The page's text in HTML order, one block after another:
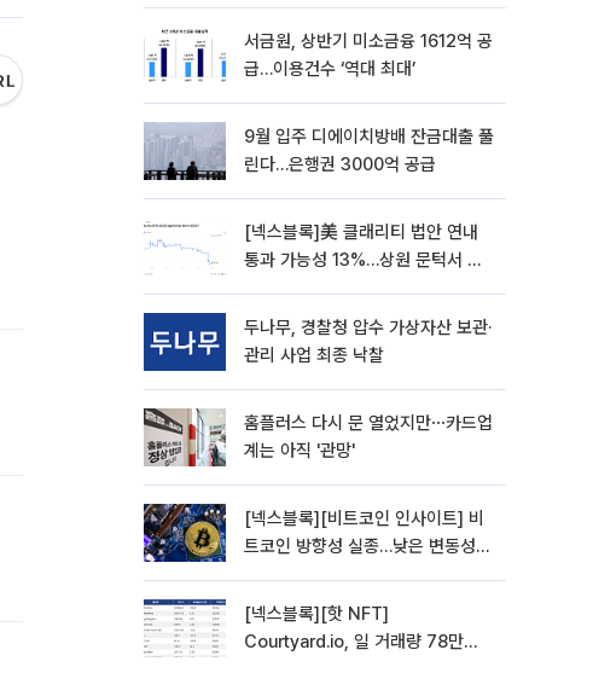
서금원, 상반기 미소금융 1612억 공
급…이용건수 ‘역대 최대’
9월 입주 디에이치방배 잔금대출 풀
린다…은행권 3000억 공급
[넥스블록]美 클래리티 법안 연내
통과 가능성 13%…상원 문턱서 제
두나무, 경찰청 압수 가상자산 보관·
관리 사업 최종 낙찰
홈플러스 다시 문 열었지만⋯카드업
계는 아직 '관망'
[넥스블록][비트코인 인사이트] 비
트코인 방향성 실종…낮은 변동성에
[넥스블록][핫 NFT]
Courtyard.io, 일 거래량 78만